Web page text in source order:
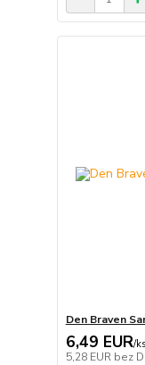
Den Braven
6,49 EUR/ks
5,28 EUR bez